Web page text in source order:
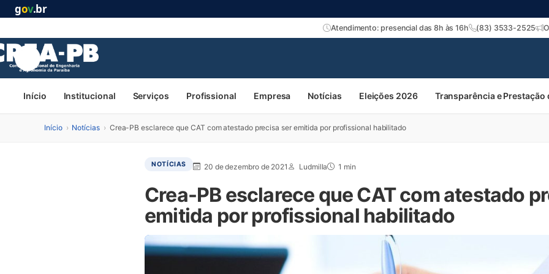
gov.br
Atendimento: presencial das 8h às 16h (83) 3533-2525
Início Institucional Serviços Profissional Empresa Notícias Eleições 2026 Transparência e Prestação
Início › Notícias › Crea-PB esclarece que CAT com atestado precisa ser emitida por profissional habilitado
NOTÍCIAS 20 de dezembro de 2021 Ludmilla 1 min
Crea-PB esclarece que CAT com atestado
emitida por profissional habilitado